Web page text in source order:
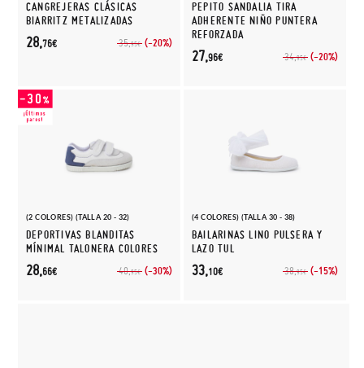
CANGREJERAS CLÁSICAS
BIARRITZ METALIZADAS
35,95€ (-20%)
28,76€
PEPITO SANDALIA TIRA
ADHERENTE NIÑO PUNTERA
REFORZADA
34,95€ (-20%)
27,96€
(2 COLORES) (TALLA 20 - 32)
DEPORTIVAS BLANDITAS
MÍNIMAL TALONERA COLORES
40,95€ (-30%)
28,66€
(4 COLORES) (TALLA 30 - 38)
BAILARINAS LINO PULSERA Y
LAZO TUL
38,95€ (-15%)
33,10€